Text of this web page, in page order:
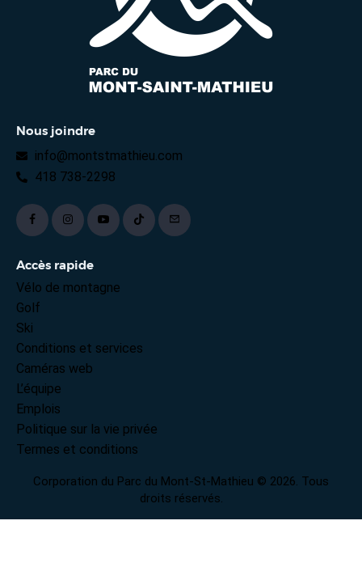
Nous joindre
info@montstmathieu.com
418 738-2298
Accès rapide
Vélo de montagne
Golf
Ski
Conditions et services
Caméras web
L’équipe
Emplois
Politique sur la vie privée
Termes et conditions
Corporation du Parc du Mont-St-Mathieu © 2026. Tous
droits réservés.